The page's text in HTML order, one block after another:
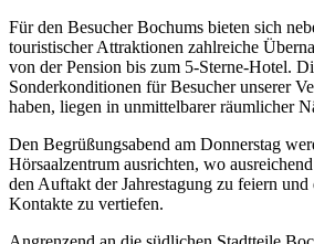
Für den Besucher Bochums bieten sich
touristischer Attraktionen zahlreiche
von der Pension bis zum 5-Sterne-Hotel.
Sonderkonditionen für Besucher unserer
haben, liegen in unmittelbarer räumlicher
Den Begrüßungsabend am Donnerstag
Hörsaalzentrum ausrichten, wo
den Auftakt der Jahrestagung zu feiern und
Kontakte zu vertiefen.